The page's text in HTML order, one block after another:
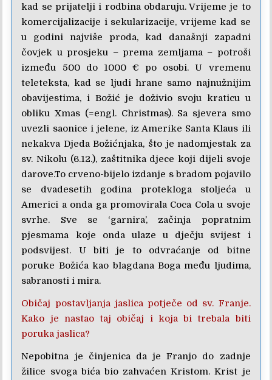
kad se prijatelji i rodbina obdaruju. Vrijeme je to
komercijalizacije i sekularizacije, vrijeme kad se
u godini najviše proda, kad današnji zapadni
čovjek u prosjeku – prema zemljama – potroši
između 500 do 1000 € po osobi. U vremenu
teleteksta, kad se ljudi hrane samo najnužnijim
obavijestima, i Božić je doživio svoju kraticu u
obliku Xmas (=engl. Christmas). Sa sjevera smo
uvezli saonice i jelene, iz Amerike Santa Klaus ili
nekakva Djeda Božićnjaka, što je nadomjestak za
sv. Nikolu (6.12.), zaštitnika djece koji dijeli svoje
darove.To crveno-bijelo izdanje s bradom pojavilo
se dvadesetih godina protekloga stoljeća u
Americi a onda ga promovirala Coca Cola u svoje
svrhe. Sve se ‘garnira’, začinja popratnim
pjesmama koje onda ulaze u dječju svijest i
podsvijest. U biti je to odvraćanje od bitne
poruke Božića kao blagdana Boga među ljudima,
sabranosti i mira.
Običaj postavljanja jaslica potječe od sv. Franje.
Kako je nastao taj običaj i koja bi trebala biti
poruka jaslica?
Nepobitna je činjenica da je Franjo do zadnje
žilice svoga bića bio zahvaćen Kristom. Krist je